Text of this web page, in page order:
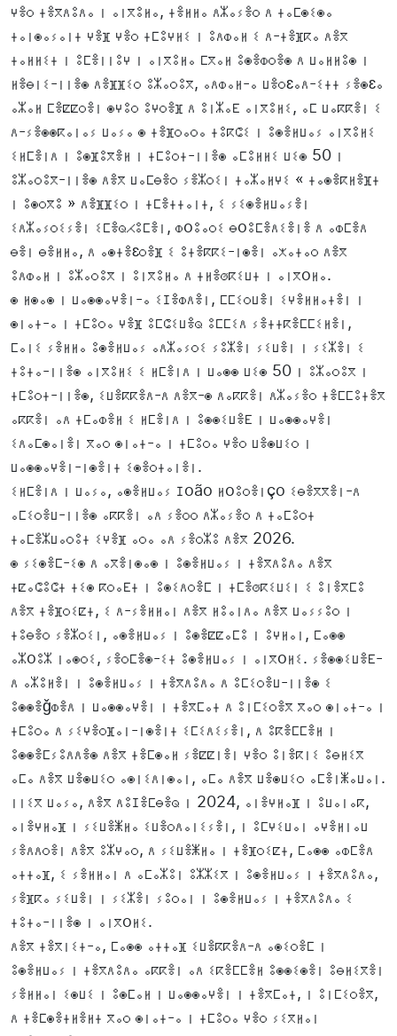
ⵖⴻⵔ ⵜⴻⴳⴷⵓⴷⴰ ⵏ ⴰⵏⴳⵓⵍⴰ, ⵜⴻⵍⵍⴰ ⴷⵣⴰⵢⴻⵔ ⴷ ⵜⴰⵎⵙⵉⵙⴰ
ⵜⴰⵏⵙⴰⵢⴰⵏⵜ ⵖⴻⴼ ⵖⴻⵔ ⵜⵎⵓⵖⵍⵉ ⵏ ⵓⴷⵀⴰⵍ ⵉ ⴷ-ⵜⴻⴼⴽⴰ ⴷⴻⴳ
ⵜⴰⵍⵍⵉⵜ ⵏ ⵓⵎⴻⵏⵏⵓⵖ ⵏ ⴰⵏⴳⵓⵍⴰ ⵎⴳⴰⵍ ⵓⵙⴻⵀⵔⴻⵙ ⴷ ⵡⴰⵍⵍⵓⵙ ⵏ
ⵍⴻⴱⵏⵉ-ⵏⵏⴻⵙ ⴷⴻⴼⴼⵉⵔ ⵓⵣⴰⵔⵓⴳ, ⴰⴷⵀⴰⵍ-ⴰ ⵡⴻⵔɛⴰⴷ-ⵉⵜⵜ ⵢⴻⵙɛⴰ
ⴰⵣⴰⵍ ⵎⴻⵇⵇⵔⴻⵏ ⵙⵖⵓⵔ ⵓⵖⵔⴻⴼ ⴷ ⵓⵏⵣⴰⴹ ⴰⵏⴳⵓⵍⵉ, ⴰⵎ ⵡⴰⴽⴽⴻⵏ ⵉ
ⴷ-ⵢⴻⵙⵙⴽⴰⵏⴰⵢ ⵡⴰⵢⴰ ⵙ ⵜⴻⴼⵔⴰⵔⴰ ⵜⵓⴽⵛⵉ ⵏ ⵓⵙⴻⵍⵡⴰⵢ ⴰⵏⴳⵓⵍⵉ
ⵉⵍⵎⴻⵏⴷ ⵏ ⵓⵙⴼⵓⴳⴻⵍ ⵏ ⵜⵎⵓⵔⵜ-ⵏⵏⴻⵙ ⴰⵎⵓⵍⵍⵉ ⵡⵉⵙ 50 ⵏ
ⵓⵣⴰⵔⵓⴳ-ⵏⵏⴻⵙ ⴷⴻⴳ ⵡⴰⵎⴱⴻⵔ ⵢⴻⵣⵔⵉⵏ ⵜⴰⵣⴰⵍⵖⵉ « ⵜⴰⵙⴻⴽⵍⴻⴼⵜ
ⵏ ⵓⵙⵔⴳⵓ » ⴷⴻⴼⴼⵉⵔ ⵏ ⵜⵎⴻⵜⵜⴰⵏⵜ, ⵉ ⵢⵉⵙⴻⵍⵡⴰⵢⴻⵏ
ⵉⴷⵣⴰⵢⵔⵉⵢⴻⵏ ⵉⵎⴻⵕⵃⵓⵎⴻⵏ, ⵀoⵓⴰⵔⵉ ⴱoⵓⵎⴻⴷⵉⴻⵏⴻ ⴷ ⴰⵀⵎⴻⴷ
ⴱⴻⵏ ⴱⴻⵍⵍⴰ, ⴷ ⴰⵙⵜⴻɛⵔⴻⴼ ⵉ ⵓⵜⴻⴽⴽⵉ-ⵏⵙⴻⵏ ⴰⵅⴰⵜⴰⵔ ⴷⴻⴳ
ⵓⴷⵀⴰⵍ ⵏ ⵓⵣⴰⵔⵓⴳ ⵏ ⵓⵏⴳⵓⵍⴰ ⴷ ⵜⵍⴻⵚⴽⵉⵡⵜ ⵏ ⴰⵏⴳoⵍⴰ.
ⵙ ⵍⵙⴰⵙ ⵏ ⵡⴰⵙⵙⴰⵖⴻⵏ-ⴰ ⵉⵊⴻⵀⴷⴻⵏ, ⵎⵎⵉⵔⵡⴻⵏ ⵉⵖⴻⵍⵍⴰⵜⴻⵏ ⵏ
ⵙⵏⴰⵜ-ⴰ ⵏ ⵜⵎⵓⵔⴰ ⵖⴻⴼ ⵓⵎⵛⵉⵡⴻⵕ ⵓⵎⵎⵉⴷ ⵢⴻⵜⵜⴽⴻⵎⵎⵉⵍⴻⵏ,
ⵎⴰⵏⵉ ⵢⴻⵍⵍⴰ ⵓⵙⴻⵍⵡⴰⵢ ⴰⴷⵣⴰⵢⵔⵉ ⵢⵓⵣⴻⵏ ⵢⵉⵡⴻⵏ ⵏ ⵢⵉⵣⴻⵏ ⵉ
ⵜⵓⵜⴰ-ⵏⵏⴻⵙ ⴰⵏⴳⵓⵍⵉ ⵉ ⵍⵎⴻⵏⴷ ⵏ ⵡⴰⵙⵙ ⵡⵉⵙ 50 ⵏ ⵓⵣⴰⵔⵓⴳ ⵏ
ⵜⵎⵓⵔⵜ-ⵏⵏⴻⵙ, ⵉⵡⴻⴽⴽⴻⴷ-ⴷ ⴷⴻⴳ-ⵙ ⴷⴰⴽⴽⴻⵏ ⴷⵣⴰⵢⴻⵔ ⵜⴻⵎⵎⵓⵜⴻⴳ
ⴰⴽⴽⴻⵏ ⴰⴷ ⵜⵎⴰⵀⴻⵍ ⵉ ⵍⵎⴻⵏⴷ ⵏ ⵓⵙⵙⵉⵡⴻⴹ ⵏ ⵡⴰⵙⵙⴰⵖⴻⵏ
ⵉⴷⴰⵎⵙⴰⵏⴻⵏ ⴳⴰⵔ ⵙⵏⴰⵜ-ⴰ ⵏ ⵜⵎⵓⵔⴰ ⵖⴻⵔ ⵡⴻⵙⵡⵉⵔ ⵏ
ⵡⴰⵙⵙⴰⵖⴻⵏ-ⵏⵙⴻⵏⵜ ⵉⵙⴻⵔⵜⴰⵏⴻⵏ.
ⵉⵍⵎⴻⵏⴷ ⵏ ⵡⴰⵢⴰ, ⴰⵙⴻⵍⵡⴰⵢ ⵊoão ⵍoⵓⵔⴻⵏço ⵉⴱⴻⴳⴳⴻⵏ-ⴷ
ⴰⵎⵉⵔⴻⵡ-ⵏⵏⴻⵙ ⴰⴽⴽⴻⵏ ⴰⴷ ⵢⴻⵔⵔ ⴷⵣⴰⵢⴻⵔ ⴷ ⵜⴰⵎⵓⵔⵜ
ⵜⴰⵎⴻⵣⵡⴰⵔⵓⵜ ⵉⵖⴻⴼ ⴰⵔⴰ ⴰⴷ ⵢⴻⵔⵣⵓ ⴷⴻⴳ 2026.
ⵙ ⵢⵉⵙⴻⵎ-ⵉⵙ ⴷ ⴰⴳⴻⵏⵙⴰⵙ ⵏ ⵓⵙⴻⵍⵡⴰⵢ ⵏ ⵜⴻⴳⴷⵓⴷⴰ ⴷⴻⴳ
ⵜⵇⴰⵛⵓⵛⵜ ⵜⵉⵙ ⴽⵔⴰⴹⵜ ⵏ ⵓⵙⵉⴷⵔⴻⵎ ⵏ ⵜⵎⴻⵚⴽⵉⵡⵉⵏ ⵉ ⵓⵏⴻⴳⵎⵓ
ⴷⴻⴳ ⵜⴻⴼⵔⵉⵇⵜ, ⵉ ⴷ-ⵢⴻⵍⵍⴰⵏ ⴷⴻⴳ ⵍⵓⴰⵏⴷⴰ ⴷⴻⴳ ⵡⴰⵢⵢⵓⵔ ⵏ
ⵜⵓⴱⴻⵔ ⵢⴻⵣⵔⵉⵏ, ⴰⵙⴻⵍⵡⴰⵢ ⵏ ⵓⵙⴻⵇⵇⴰⵎⵓ ⵏ ⵓⵖⵍⴰⵏ, ⵎⴰⵙⵙ
ⴰⵣoⵓⵣ ⵏⴰⵙⵔⵉ, ⵢⴻⵔⵎⴻⵙ-ⵉⵜ ⵓⵙⴻⵍⵡⴰⵢ ⵏ ⴰⵏⴳoⵍⵉ. ⵢⴻⵙⵙⵉⵡⴻⴹ-
ⴷ ⴰⵣⵓⵍⴻⵏ ⵏ ⵓⵙⴻⵍⵡⴰⵢ ⵏ ⵜⴻⴳⴷⵓⴷⴰ ⴷ ⵓⵎⵉⵔⴻⵡ-ⵏⵏⴻⵙ ⵉ
ⵓⵙⵙⴻǧⵀⴻⴷ ⵏ ⵡⴰⵙⵙⴰⵖⴻⵏ ⵏ ⵜⴻⴳⵎⴰⵜ ⴷ ⵓⵏⵎⵉⵔⴻⴳ ⴳⴰⵔ ⵙⵏⴰⵜ-ⴰ ⵏ
ⵜⵎⵓⵔⴰ ⴷ ⵢⵉⵖⴻⵔⴼⴰⵏ-ⵏⵙⴻⵏⵜ ⵉⵎⵉⴷⵉⵢⴻⵏ, ⴷ ⵓⴽⴻⵎⵎⴻⵍ ⵏ
ⵓⵙⵙⴻⵎⵢⵓⴷⴷⴻⵙ ⴷⴻⴳ ⵜⴻⵎⵙⴰⵍ ⵢⴻⵇⵇⵏⴻⵏ ⵖⴻⵔ ⵓⵏⴻⴽⵏⵉ ⵓⴱⵍⵉⴳ
ⴰⵎⴰ ⴷⴻⴳ ⵡⴻⵙⵡⵉⵔ ⴰⵙⵏⵉⴷⵏⵙⴰⵏ, ⴰⵎⴰ ⴷⴻⴳ ⵡⴻⵙⵡⵉⵔ ⴰⵎⴻⵏⵥⴰⵡⴰⵏ.
ⵏⵏⵉⴳ ⵡⴰⵢⴰ, ⴷⴻⴳ ⴷⵓⵊⴻⵎⴱⴻⵕ ⵏ 2024, ⴰⵏⴻⵖⵍⴰⴼ ⵏ ⵓⵡⴰⵏⴰⴽ,
ⴰⵏⴻⵖⵍⴰⴼ ⵏ ⵢⵉⵡⴻⵥⵍⴰ ⵉⵡⴻⵔⴷⴰⵏⵉⵢⴻⵏ, ⵏ ⵓⵎⵖⵉⵡⴰⵏ ⴰⵖⴻⵍⵏⴰⵡ
ⵢⴻⴷⴷⵔⴻⵏ ⴷⴻⴳ ⵓⵣⵖⴰⵔ, ⴷ ⵢⵉⵡⴻⵥⵍⴰ ⵏ ⵜⴻⴼⵔⵉⵇⵜ, ⵎⴰⵙⵙ ⴰⵀⵎⴻⴷ
ⴰⵜⵜⴰⴼ, ⵉ ⵢⴻⵍⵍⴰⵏ ⴷ ⴰⵎⴰⵣⵓⵏ ⵓⵣⵣⵉⴳ ⵏ ⵓⵙⴻⵍⵡⴰⵢ ⵏ ⵜⴻⴳⴷⵓⴷⴰ,
ⵢⴻⴼⴽⴰ ⵢⵉⵡⴻⵏ ⵏ ⵢⵉⵣⴻⵏ ⵢⵓⵔⴰⵏ ⵏ ⵓⵙⴻⵍⵡⴰⵢ ⵏ ⵜⴻⴳⴷⵓⴷⴰ ⵉ
ⵜⵓⵜⴰ-ⵏⵏⴻⵙ ⵏ ⴰⵏⴳoⵍⵉ.
ⴷⴻⴳ ⵜⴻⴳⵏⵉⵜ-ⴰ, ⵎⴰⵙⵙ ⴰⵜⵜⴰⴼ ⵉⵡⴻⴽⴽⴻⴷ-ⴷ ⴰⵙⵉⵔⴻⵎ ⵏ
ⵓⵙⴻⵍⵡⴰⵢ ⵏ ⵜⴻⴳⴷⵓⴷⴰ ⴰⴽⴽⴻⵏ ⴰⴷ ⵉⴽⴻⵎⵎⴻⵍ ⵓⵙⵙⵉⵙⴻⵏ ⵓⴱⵍⵉⴳⴻⵏ
ⵢⴻⵍⵍⴰⵏ ⵉⵙⵡⵉ ⵏ ⵓⵙⵎⴰⵍ ⵏ ⵡⴰⵙⵙⴰⵖⴻⵏ ⵏ ⵜⴻⴳⵎⴰⵜ, ⵏ ⵓⵏⵎⵉⵔⴻⴳ,
ⴷ ⵜⴻⵎⵙⴻⵜⵍⴻⵍⵜ ⴳⴰⵔ ⵙⵏⴰⵜ-ⴰ ⵏ ⵜⵎⵓⵔⴰ ⵖⴻⵔ ⵢⵉⴳⵍⴰⵏ